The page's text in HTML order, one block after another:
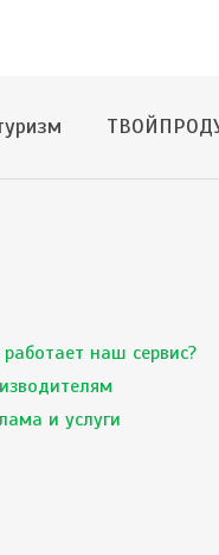
работает наш сервис?
и услуги